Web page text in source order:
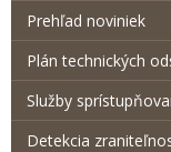
Prehľad noviniek
Plán technických
Služby
Detekcia